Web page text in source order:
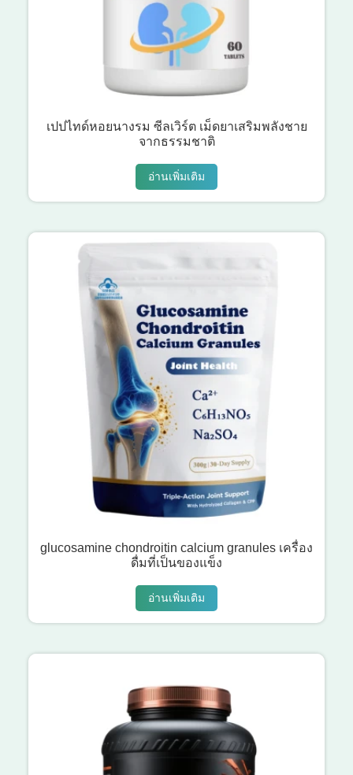
เปปไทด์หอยนางรม ซีลเวิร์ต เม็ดยาเสริมพลังชาย
จากธรรมชาติ
อ่านเพิ่มเติม
glucosamine chondroitin calcium granules เครื่อง
ดื่มที่เป็นของแข็ง
อ่านเพิ่มเติม